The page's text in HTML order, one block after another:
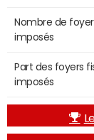
Nombre de
imposés
Part des foyers
imposés